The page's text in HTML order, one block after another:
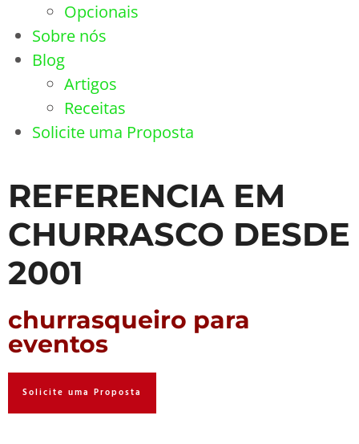
Opcionais
Sobre nós
Blog
Artigos
Receitas
Solicite uma Proposta
REFERENCIA EM
CHURRASCO DESDE
2001
churrasqueiro para
eventos
Solicite uma Proposta